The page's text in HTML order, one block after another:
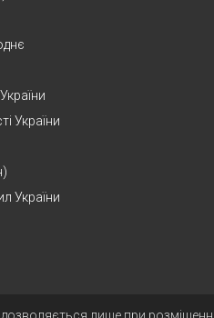
України
України